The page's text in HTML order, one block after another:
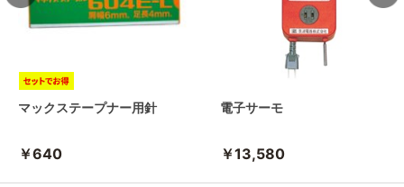
マックステープナー用針
￥640
電子サーモ
￥13,580